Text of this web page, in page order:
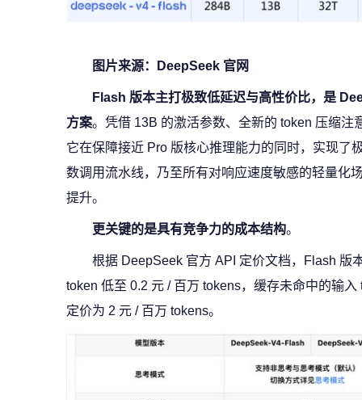
图片来源：DeepSeek 官网
Flash 版本主打极致低延迟与高性价比，是
方案。凭借 13B 的激活参数、全新的 token 压缩注
它在保障接近 Pro 版核心推理能力的同时，实现了
数调用流水线，乃至所有对响应速度敏感的轻量化
提升。
更关键的是具有竞争力的成本结构。
根据 DeepSeek 官方 API 定价文档，Flash 版
token 低至 0.2 元 / 百万 tokens，缓存未命中的输
定价为 2 元 / 百万 tokens。